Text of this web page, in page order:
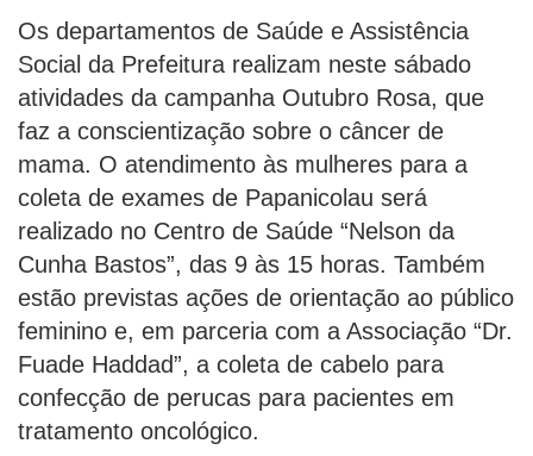
Os departamentos de Saúde e Assistência
Social da Prefeitura realizam neste sábado
atividades da campanha Outubro Rosa, que
faz a conscientização sobre o câncer de
mama. O atendimento às mulheres para a
coleta de exames de Papanicolau será
realizado no Centro de Saúde “Nelson da
Cunha Bastos”, das 9 às 15 horas. Também
estão previstas ações de orientação ao público
feminino e, em parceria com a Associação “Dr.
Fuade Haddad”, a coleta de cabelo para
confecção de perucas para pacientes em
tratamento oncológico.